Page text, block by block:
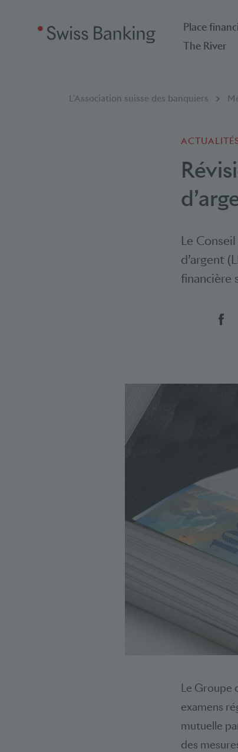
Place
The River
Breadcrumb
Vous êtes ici:
L'Association suisse des banquiers
Le
d’argent
financière
Le Groupe
examens
mutuelle
des